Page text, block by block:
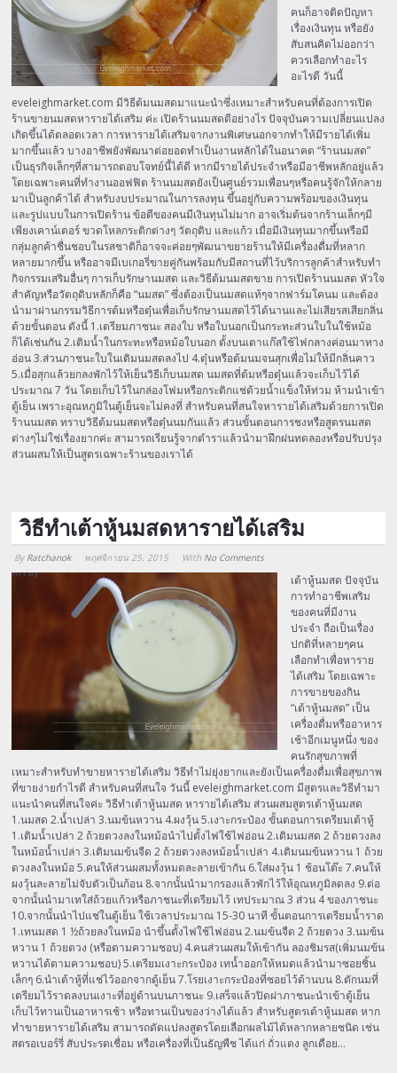
คนก็อาจติดปัญหา
เรื่องเงินทุน หรือยัง
สับสนคิดไม่ออกว่า
ควรเลือกทำอะไร
อะไรดี วันนี้
eveleighmarket.com มีวิธีต้มนมสดมาแนะนำซึ่งเหมาะสำหรับคนที่ต้องการเปิด
ร้านขายนมสดหารายได้เสริม ค่ะ เปิดร้านนมสดดีอย่างไร ปัจจุบันความเปลี่ยนแปลง
เกิดขึ้นได้ตลอดเวลา การหารายได้เสริมจากงานพิเศษนอกจากทำให้มีรายได้เพิ่ม
มากขึ้นแล้ว บางอาชีพยังพัฒนาต่อยอดทำเป็นงานหลักได้ในอนาคต “ร้านนมสด”
เป็นธุรกิจเล็กๆที่สามารถตอบโจทย์นี้ได้ดี หากมีรายได้ประจำหรือมีอาชีพหลักอยู่แล้ว
โดยเฉพาะคนที่ทำงานออฟฟิต ร้านนมสดยังเป็นศูนย์รวมเพื่อนๆหรือคนรู้จักให้กลาย
มาเป็นลูกค้าได้ สำหรับงบประมาณในการลงทุน ขึ้นอยู่กับความพร้อมของเงินทุน
และรูปแบบในการเปิดร้าน ข้อดีของคนมีเงินทุนไม่มาก อาจเริ่มต้นจากร้านเล็กๆมี
เพียงเคาน์เตอร์ ขวดโหลกระติกต่างๆ วัตถุดิบ และแก้ว เมื่อมีเงินทุนมากขึ้นหรือมี
กลุ่มลูกค้าชื่นชอบในรสชาติก็อาจจะค่อยๆพัฒนาขยายร้านให้มีเครื่องดื่มที่หลาก
หลายมากขึ้น หรืออาจมีเบเกอรี่ขายคู่กันพร้อมกับมีสถานที่ไว้บริการลูกค้าสำหรับทำ
กิจกรรมเสริมอื่นๆ การเก็บรักษานมสด และวิธีต้มนมสดขาย การเปิดร้านนมสด หัวใจ
สำคัญหรือวัตถุดิบหลักก็คือ “นมสด” ซึ่งต้องเป็นนมสดแท้ๆจากฟาร์มโคนม และต้อง
นำมาผ่านกรรมวิธีการต้มหรือตุ๋นเพื่อเก็บรักษานมสดไว้ได้นานและไม่เสียรสเสียกลิ่น
ด้วยขั้นตอน ดังนี้ 1.เตรียมภาชนะ สองใบ หรือใบนอกเป็นกระทะส่วนใบในใช้หม้อ
ก็ได้เช่นกัน 2.เติมน้ำในกระทะหรือหม้อใบนอก ตั้งบนเตาแก๊สใช้ไฟกลางค่อนมาทาง
อ่อน 3.ส่วนภาชนะใบในเติมนมสดลงไป 4.ตุ๋นหรือต้มนมจนสุกเพื่อไม่ให้มีกลิ่นคาว
5.เมื่อสุกแล้วยกลงพักไว้ให้เย็นวิธีเก็บนมสด นมสดที่ต้มหรือตุ๋นแล้วจะเก็บไว้ได้
ประมาณ 7 วัน โดยเก็บไว้ในกล่องโฟมหรือกระติกแช่ด้วยน้ำแข็งให้ท่วม ห้ามนำเข้า
ตู้เย็น เพราะอุณหภูมิในตู้เย็นจะไม่คงที่ สำหรับคนที่สนใจหารายได้เสริมด้วยการเปิด
ร้านนมสด ทราบวิธีต้มนมสดหรือตุ๋นนมกันแล้ว ส่วนขั้นตอนการชงหรือสูตรนมสด
ต่างๆไม่ใช่เรื่องยากค่ะ สามารถเรียนรู้จากตำราแล้วนำมาฝึกฝนทดลองหรือปรับปรุง
ส่วนผสมให้เป็นสูตรเฉพาะร้านของเราได้
วิธีทำเต้าหู้นมสดหารายได้เสริม
By Ratchanok พฤศจิกายน 25, 2015 With No Comments
Array
เต้าหู้นมสด ปัจจุบัน
การทำอาชีพเสริม
ของคนที่มีงาน
ประจำ ถือเป็นเรื่อง
ปกติที่หลายๆคน
เลือกทำเพื่อหาราย
ได้เสริม โดยเฉพาะ
การขายของกิน
“เต้าหู้นมสด” เป็น
เครื่องดื่มหรืออาหาร
เช้าอีกเมนูหนึ่ง ของ
คนรักสุขภาพที่
เหมาะสำหรับทำขายหารายได้เสริม วิธีทำไม่ยุ่งยากและยังเป็นเครื่องดื่มเพื่อสุขภาพ
ที่ขายง่ายกำไรดี สำหรับคนที่สนใจ วันนี้ eveleighmarket.com มีสูตรและวิธีทำมา
แนะนำคนที่สนใจค่ะ วิธีทำเต้าหู้นมสด หารายได้เสริม ส่วนผสมสูตรเต้าหู้นมสด
1.นมสด 2.น้ำเปล่า 3.นมข้นหวาน 4.ผงวุ้น 5.เงาะกระป๋อง ขั้นตอนการเตรียมเต้าหู้
1.เติมน้ำเปล่า 2 ถ้วยตวงลงในหม้อนำไปตั้งไฟใช้ไฟอ่อน 2.เติมนมสด 2 ถ้วยตวงลง
ในหม้อน้ำเปล่า 3.เติมนมข้นจืด 2 ถ้วยตวงลงหม้อน้ำเปล่า 4.เติมนมข้นหวาน 1 ถ้วย
ดวงลงในหม้อ 5.คนให้ส่วนผสมทั้งหมดละลายเข้ากัน 6.ใส่ผงวุ้น 1 ช้อนโต๊ะ 7.คนให้
ผงวุ้นละลายไม่จับตัวเป็นก้อน 8.จากนั้นนำมากรองแล้วพักไว้ให้อุณหภูมิลดลง 9.ต่อ
จากนั้นนำมาเทใส่ถ้วยแก้วหรือภาชนะที่เตรียมไว้ เทประมาณ 3 ส่วน 4 ของภาชนะ
10.จากนั้นนำไปแช่ในตู้เย็น ใช้เวลาประมาณ 15-30 นาที ขั้นตอนการเตรียมน้ำราด
1.เทนมสด 1 ½ถ้วยลงในหม้อ นำขึ้นตั้งไฟใช้ไฟอ่อน 2.นมข้นจืด 2 ถ้วยตวง 3.นมข้น
หวาน 1 ถ้วยตวง (หรือตามความชอบ) 4.คนส่วนผสมให้เข้ากัน ลองชิมรส(เพิ่มนมข้น
หวานได้ตามความชอบ) 5.เตรียมเงาะกระป๋อง เทน้ำออกให้หมดแล้วนำมาซอยชิ้น
เล็กๆ 6.นำเต้าหู้ที่แช่ไว้ออกจากตู้เย็น 7.โรยเงาะกระป๋องที่ซอยไว้ด้านบน 8.ตักนมที่
เตรียมไว้ราดลงบนเงาะที่อยู่ด้านบนภาชนะ 9.เสร็จแล้วปิดฝาภาชนะนำเข้าตู้เย็น
เก็บไว้ทานเป็นอาหารเช้า หรือทานเป็นของว่างได้แล้ว สำหรับสูตรเต้าหู้นมสด หาก
ทำขายหารายได้เสริม สามารถดัดแปลงสูตรโดยเลือกผลไม้ได้หลากหลายชนิด เช่น
สตรอเบอร์รี่ สับประรดเชื่อม หรือเครื่องที่เป็นธัญพืช ได้แก่ ถั่วแดง ลูกเดือย…